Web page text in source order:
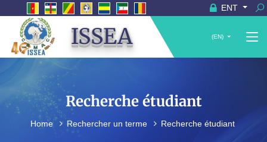
ENT
ISSEA (EN)
Recherche étudiant
Home Rechercher un terme Recherche étudiant